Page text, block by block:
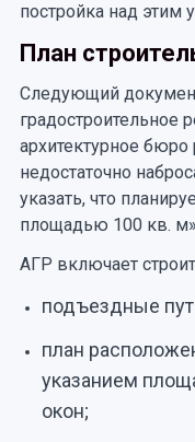
постройка над этим
План
Следующий
градостроительное
архитектурное
недостаточно
указать, что
площадью 100 кв.
АГР включает
подъездные
план
указанием
окон;